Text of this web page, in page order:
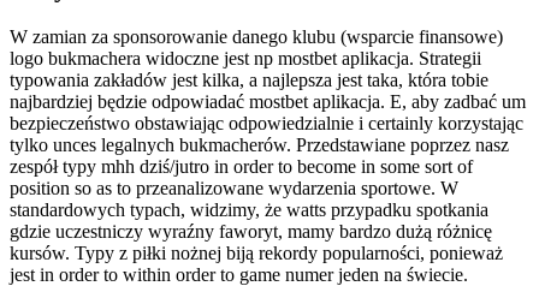
W zamian za sponsorowanie danego klubu (wsparcie finansowe)
logo bukmachera widoczne jest np mostbet aplikacja. Strategii
typowania zakładów jest kilka, a najlepsza jest taka, która tobie
najbardziej będzie odpowiadać mostbet aplikacja. E, aby zadbać um
bezpieczeństwo obstawiając odpowiedzialnie i certainly korzystając
tylko unces legalnych bukmacherów. Przedstawiane poprzez nasz
zespół typy mhh dziś/jutro in order to become in some sort of
position so as to przeanalizowane wydarzenia sportowe. W
standardowych typach, widzimy, że watts przypadku spotkania
gdzie uczestniczy wyraźny faworyt, mamy bardzo dużą różnicę
kursów. Typy z piłki nożnej biją rekordy popularności, ponieważ
jest in order to within order to game numer jeden na świecie.